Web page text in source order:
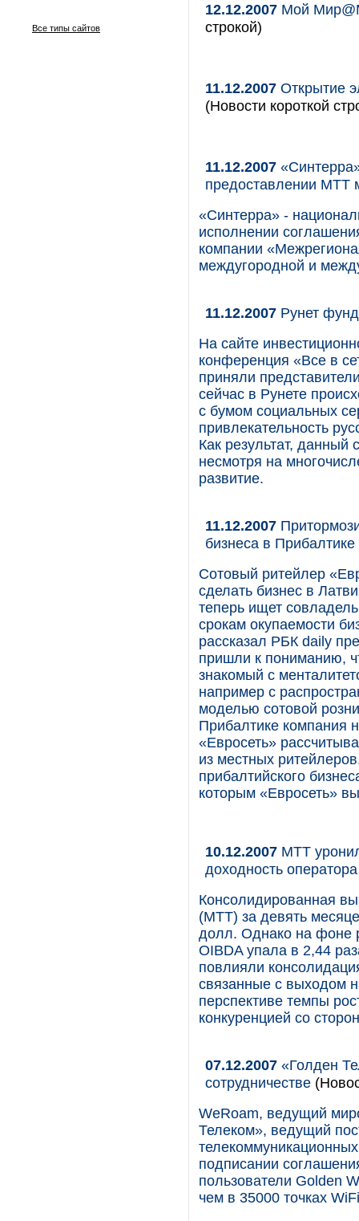
Все типы сайтов
12.12.2007 Мой
строкой)
11.12.2007 Открытие
(Новости короткой
11.12.2007
предоставлении МТТ
«Синтерра» -
исполнении
компании
междугородной и
11.12.2007 Рунет
На сайте
конференция «Все в
приняли
сейчас в Рунете
с бумом социальных
привлекательность
Как результат, данный
несмотря на
развитие.
11.12.2007
бизнеса в Прибалтике
Сотовый ритейлер
сделать бизнес в
теперь ищет
срокам окупаемости
рассказал РБК daily
пришли к пониманию,
знакомый с
например с
моделью сотовой
Прибалтике компания
«Евросеть»
из местных
прибалтийского
которым «Евросеть»
10.12.2007 МТТ
доходность оператора
Консолидированная
(МТТ) за девять
долл. Однако на фоне
OIBDA упала в 2,44
повлияли
связанные с выходом
перспективе темпы
конкуренцией со
07.12.2007 «Голден
сотрудничестве
WeRoam, ведущий
Телеком», ведущий
подписании
пользователи Golden
чем в 35000 точках